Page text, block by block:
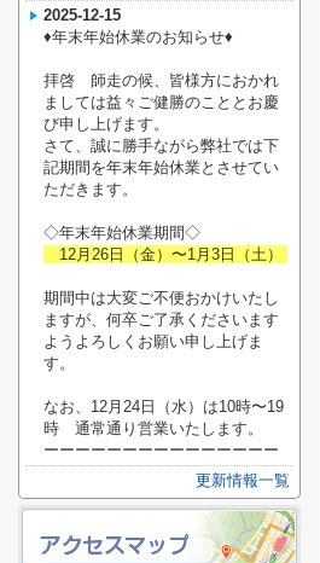
2025-12-15
♦︎年末年始休業のお知らせ♦︎
拝啓 師走の候、皆様方におかれ
ましては益々ご健勝のこととお慶
び申し上げます。
さて、誠に勝手ながら弊社では下
記期間を年末年始休業とさせてい
ただきます。
◇年末年始休業期間◇
12月26日（金）〜1月3日（土）
期間中は大変ご不便おかけいたし
ますが、何卒ご了承くださいます
ようよろしくお願い申し上げま
す。
なお、12月24日（水）は10時〜19
時 通常通り営業いたします。
ーーーーーーーーーーーーーーー
更新情報一覧